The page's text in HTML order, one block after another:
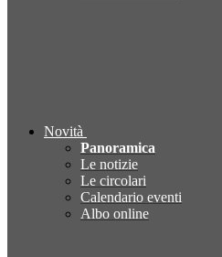
Novità
Panoramica
Le notizie
Le circolari
Calendario eventi
Albo online